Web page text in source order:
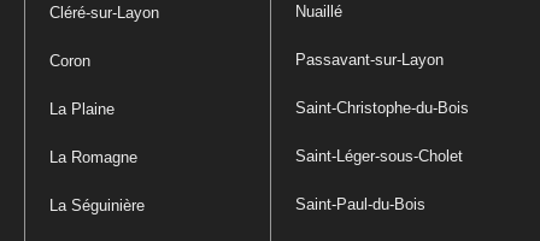
Cléré-sur-Layon
Coron
La Plaine
La Romagne
La Séguinière
Nuaillé
Passavant-sur-Layon
Saint-Christophe-du-Bois
Saint-Léger-sous-Cholet
Saint-Paul-du-Bois